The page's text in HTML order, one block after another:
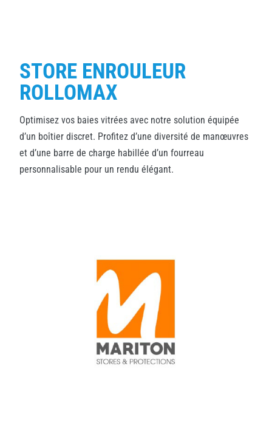
STORE ENROULEUR
ROLLOMAX
Optimisez vos baies vitrées avec notre solution équipée
d’un boîtier discret. Profitez d’une diversité de manœuvres
et d’une barre de charge habillée d’un fourreau
personnalisable pour un rendu élégant.